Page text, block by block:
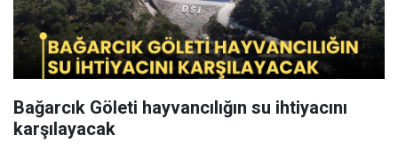
Bağarcık Göleti hayvancılığın su ihtiyacını
karşılayacak